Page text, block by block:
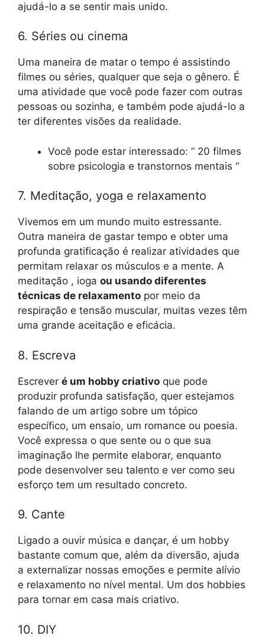
ajudá-lo a se sentir mais unido.
6. Séries ou cinema
Uma maneira de matar o tempo é assistindo
filmes ou séries, qualquer que seja o gênero. É
uma atividade que você pode fazer com outras
pessoas ou sozinha, e também pode ajudá-lo a
ter diferentes visões da realidade.
Você pode estar interessado: ” 20 filmes
sobre psicologia e transtornos mentais “
7. Meditação, yoga e relaxamento
Vivemos em um mundo muito estressante.
Outra maneira de gastar tempo e obter uma
profunda gratificação é realizar atividades que
permitam relaxar os músculos e a mente. A
meditação , ioga ou usando diferentes
técnicas de relaxamento por meio da
respiração e tensão muscular, muitas vezes têm
uma grande aceitação e eficácia.
8. Escreva
Escrever é um hobby criativo que pode
produzir profunda satisfação, quer estejamos
falando de um artigo sobre um tópico
específico, um ensaio, um romance ou poesia.
Você expressa o que sente ou o que sua
imaginação lhe permite elaborar, enquanto
pode desenvolver seu talento e ver como seu
esforço tem um resultado concreto.
9. Cante
Ligado a ouvir música e dançar, é um hobby
bastante comum que, além da diversão, ajuda
a externalizar nossas emoções e permite alívio
e relaxamento no nível mental. Um dos hobbies
para tornar em casa mais criativo.
10. DIY